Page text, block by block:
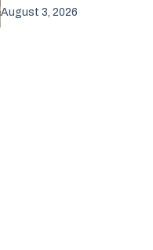
August 3, 2026